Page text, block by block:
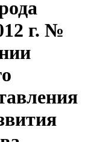
г. №